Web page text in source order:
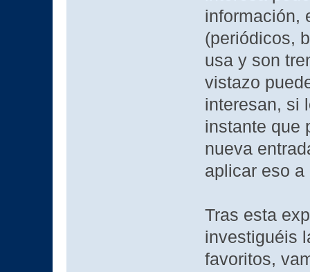
información,
(periódicos,
usa y son
vistazo
interesan, si
instante que
nueva
aplicar eso a
Tras esta
investiguéis
favoritos,